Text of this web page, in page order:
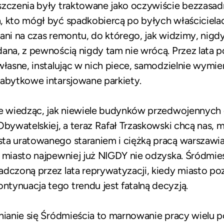
były traktowane jako oczywiście
mógł być spadkobiercą po byłych
na czas remontu, do którego, jak widzimy,
z pewnością nigdy tam nie wrócą. Przez lata
instalując w nich piece, samodzielnie
intarsjowane parkiety.
wiedząc, jak niewiele budynków przedwojennych
a teraz Rafał Trzaskowski chcą nas,
uratowanego staraniem i ciężką pracą
najpewniej już NIGDY nie odzyska.
przez lata reprywatyzacji, kiedy miasto
tego trendu jest fatalną decyzją.
się Śródmieścia to marnowanie pracy wielu